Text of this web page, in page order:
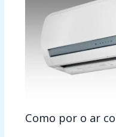
Como por o ar